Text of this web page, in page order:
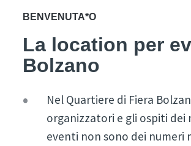
BENVENUTA*O
La location per
Bolzano
Nel Quartiere di Fiera
organizzatori e gli ospiti dei
eventi non sono dei numeri